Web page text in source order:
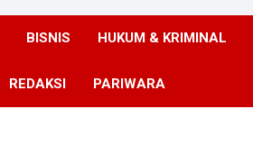
BISNIS HUKUM & KRIMINAL
REDAKSI PARIWARA